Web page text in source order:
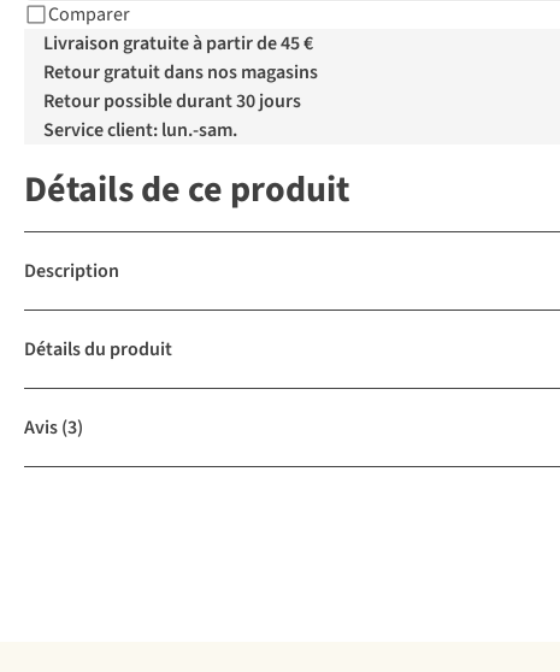
Comparer
Livraison gratuite à partir de 45 €
Retour gratuit dans nos magasins
Retour possible durant 30 jours
Service client: lun.-sam.
Détails de ce produit
Description
Détails du produit
Avis(3)